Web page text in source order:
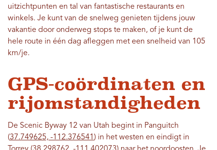
uitzichtpunten en tal van fantastische restaurants en
winkels. Je kunt van de snelweg genieten tijdens jouw
vakantie door onderweg stops te maken, of je kunt de
hele route in één dag afleggen met een snelheid van 105
km/je.
GPS-coördinaten en
rijomstandigheden
De Scenic Byway 12 van Utah begint in Panguitch
(37.749625, -112.376541 ) in het westen en eindigt in